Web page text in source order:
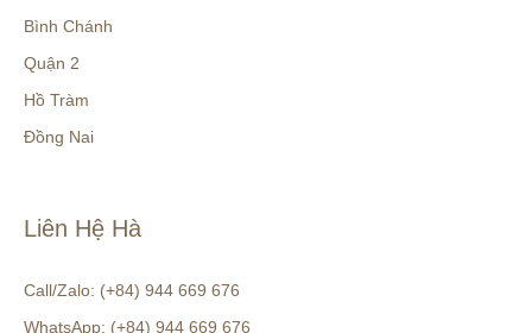
Bình Chánh
Quận 2
Hồ Tràm
Đồng Nai
Liên Hệ Hà
Call/Zalo: (+84) 944 669 676
WhatsApp: (+84) 944 669 676